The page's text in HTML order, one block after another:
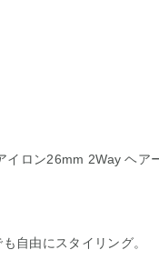
ロン26mm 2Way ヘア
自由にスタイリング。